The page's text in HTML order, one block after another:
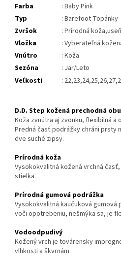
Farba
: Baby Pink
Typ
: Barefoot Topánky
Zvršok
: Prírodná koža,useň
Vložka
: Vyberateľná
Vnútro
: Koža
Sezóna
: Jar/Leto
Veľkosti
:
D.D. Step kožená prechodná obu
Koža zvnútra aj zvonku, flexibilná a
Predná časť podrážky chráni prsty
dve suché zipsy.
Prírodná koža
Vysokokvalitná kožená vrchná
stielka.
Prírodná gumová podrážka
Vysokokvalitná kaučuková
voči opotrebeniu, nešmýka sa, je
Vodoodpudivý
Kožený vrch je továrensky
vlhkosti a škvrnám.